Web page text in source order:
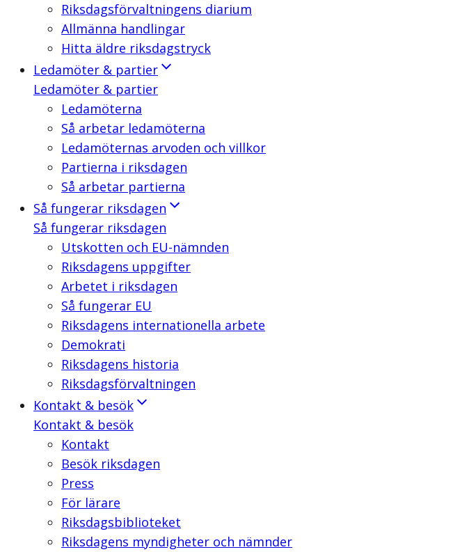
Riksdagsförvaltningens diarium
Allmänna handlingar
Hitta äldre riksdagstryck
Ledamöter & partier
Ledamöter & partier
Ledamöterna
Så arbetar ledamöterna
Ledamöternas arvoden och villkor
Partierna i riksdagen
Så arbetar partierna
Så fungerar riksdagen
Så fungerar riksdagen
Utskotten och EU-nämnden
Riksdagens uppgifter
Arbetet i riksdagen
Så fungerar EU
Riksdagens internationella arbete
Demokrati
Riksdagens historia
Riksdagsförvaltningen
Kontakt & besök
Kontakt & besök
Kontakt
Besök riksdagen
Press
För lärare
Riksdagsbiblioteket
Riksdagens myndigheter och nämnder